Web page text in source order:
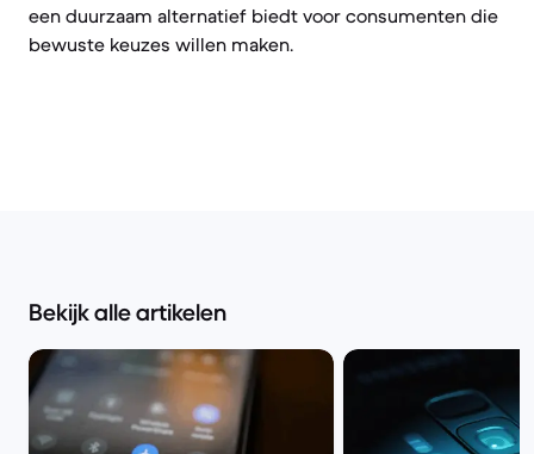
een duurzaam alternatief biedt voor consumenten die
bewuste keuzes willen maken.
Bekijk alle artikelen